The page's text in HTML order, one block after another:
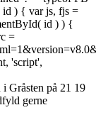
) { var js, fjs =
id ) ) {
=
'script',
Gråsten på 21 19
gerne